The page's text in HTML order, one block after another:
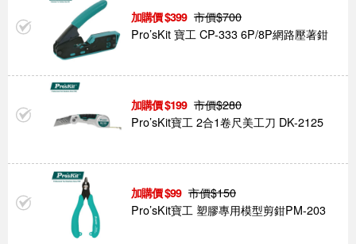
399 市價$700
Pro’sKit 寶工 CP-333 6P/8P網路壓著鉗
199 市價$280
Pro’sKit寶工 2合1卷尺美工刀 DK-2125
99 市價$150
Pro’sKit寶工 塑膠專用模型剪鉗PM-203